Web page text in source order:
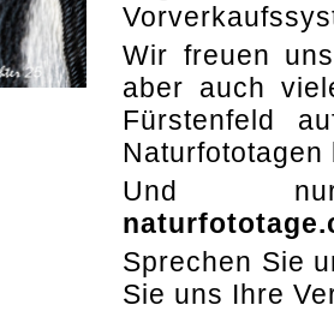
Wir freuen
aber auch
Fürstenfeld
Und
Sprechen Sie
Sie uns Ihre